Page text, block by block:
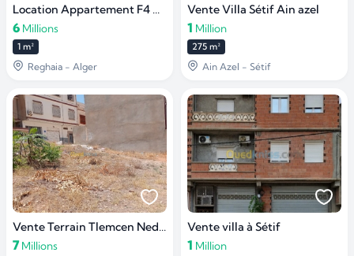
Location Appartement F4 Alger Réghaïa
6 Millions
1 m²
Reghaia - Alger
Vente Villa Sétif Ain azel
1 Million
275 m²
Ain Azel - Sétif
Vente Terrain Tlemcen Nedroma
7 Millions
Vente villa à Sétif
1 Million